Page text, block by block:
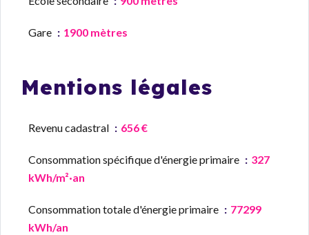
Gare 1900 mètres
Mentions légales
Revenu cadastral 656 €
Consommation spécifique d'énergie primaire
327
kWh/m²·an
Consommation totale d'énergie primaire
77299
kWh/an